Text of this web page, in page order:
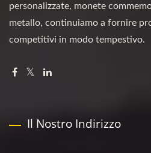
personalizzate, monete
metallo, continuiamo a fornire
competitivi in modo tempestivo.
Il Nostro Indirizzo